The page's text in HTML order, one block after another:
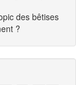
des bêtises
?